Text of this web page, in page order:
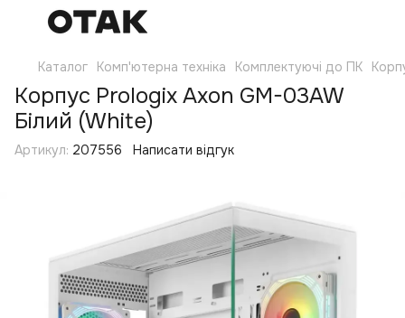
Каталог Комп'ютерна техніка Комплектуючі до ПК
Корпус Prologix Axon GM-03AW
Білий (White)
Артикул: 207556 Написати відгук